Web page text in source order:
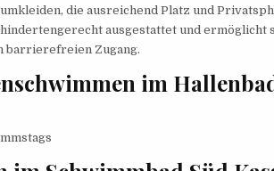
die ausreichend Platz und
ausgestattet und ermöglicht
barrierefreien Zugang.
im